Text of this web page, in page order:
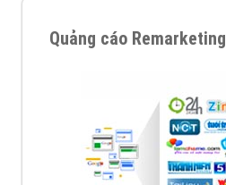
Quảng cáo Remarketing